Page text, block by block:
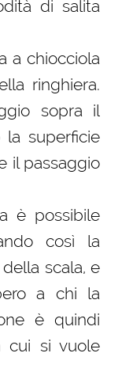
di salita
a chiocciola
ringhiera.
sopra il
la superficie
il passaggio
è possibile
così la
scala, e
a chi la
è quindi
cui si vuole